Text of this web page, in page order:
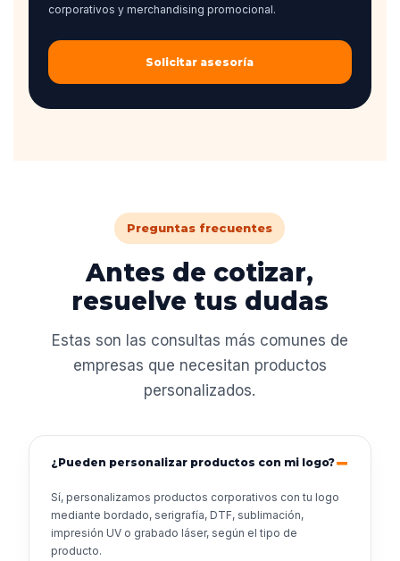
corporativos y merchandising promocional.
Solicitar asesoría
Preguntas frecuentes
Antes de cotizar,
resuelve tus dudas
Estas son las consultas más comunes de
empresas que necesitan productos
personalizados.
¿Pueden personalizar productos con mi logo?
Sí, personalizamos productos corporativos con tu logo
mediante bordado, serigrafía, DTF, sublimación,
impresión UV o grabado láser, según el tipo de
producto.